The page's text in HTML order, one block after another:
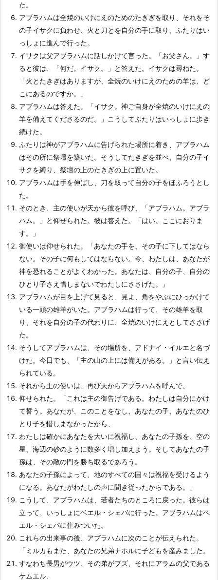
た。
アブラハムは全焼のいけにえのためのたきぎを取り、それをそ
の子イサクに負わせ、火と刀とを自分の手に取り、ふたりはい
っしょに進んで行った。
イサクは父アブラハムに話しかけて言った。「お父さん。」す
ると彼は、「何だ。イサク。」と答えた。イサクは尋ねた。
「火とたきぎはありますが、全焼のいけにえのための羊は、ど
こにあるのですか。」
アブラハムは答えた。「イサク。神ご自身が全焼のいけにえの
羊を備えてくださるのだ。」こうしてふたりはいっしょに歩き
続けた。
ふたりは神がアブラハムに告げられた場所に着き、アブラハム
はその所に祭壇を築いた。そうしてたきぎを並べ、自分の子イ
サクを縛り、祭壇の上のたきぎの上に置いた。
アブラハムは手を伸ばし、刀を取って自分の子をほふろうとし
た。
そのとき、主の使いが天から彼を呼び、「アブラハム。アブラ
ハム。」と仰せられた。彼は答えた。「はい。ここにおりま
す。」
御使いは仰せられた。「あなたの手を、その子に下してはなら
ない。その子に何もしてはならない。今、わたしは、あなたが
神を恐れることがよくわかった。あなたは、自分の子、自分の
ひとり子さえ惜しまないでわたしにささげた。」
アブラハムが目を上げて見ると、見よ、角をやぶにひっかけて
いる一頭の雄羊がいた。アブラハムは行って、その雄羊を取
り、それを自分の子の代わりに、全焼のいけにえとしてささげ
た。
そうしてアブラハムは、その場所を、アドナイ・イルエと名づ
けた。今日でも、「主の山の上には備えがある。」と言い伝え
られている。
それから主の使いは、再び天からアブラハムを呼んで、
仰せられた。「これは主の御告げである。わたしは自分にかけ
て誓う。あなたが、このことをなし、あなたの子、あなたのひ
とり子を惜しまなかったから、
わたしは確かにあなたを大いに祝福し、あなたの子孫を、空の
星、海辺の砂のように数多く増し加えよう。そしてあなたの子
孫は、その敵の門を勝ち取るであろう。
あなたの子孫によって、地のすべての国々は祝福を受けるよう
になる。あなたがわたしの声に聞き従ったからである。」
こうして、アブラハムは、若者たちのところに戻った。彼らは
立って、いっしょにベエル・シェバに行った。アブラハムはベ
エル・シェバに住みついた。
これらの出来事の後、アブラハムに次のことが伝えられた。
「ミルカもまた、あなたの兄弟ナホルに子どもを産みました。
すなわち長男がウツ、その弟がブズ、それにアラムの父である
ケムエル、